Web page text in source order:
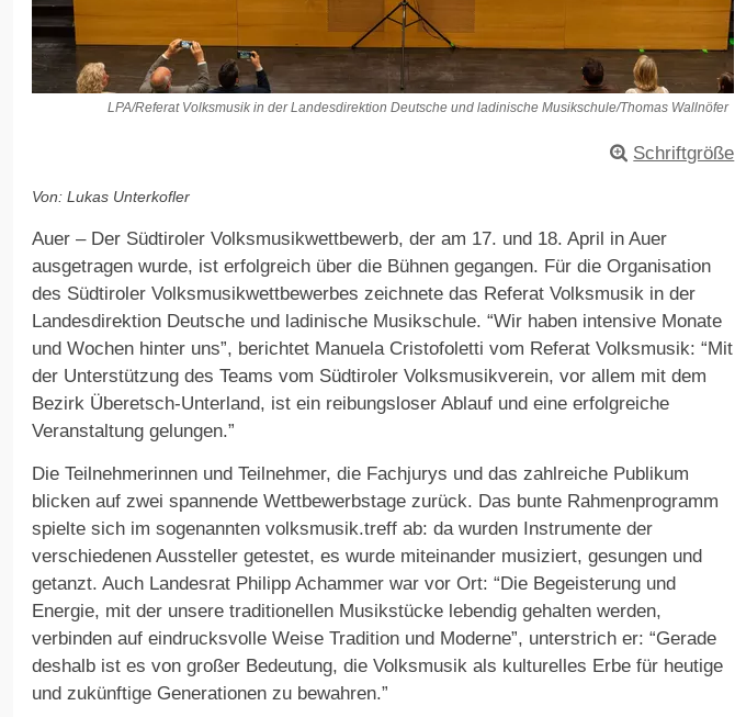
LPA/Referat Volksmusik in der Landesdirektion Deutsche und ladinische Musikschule/Thomas Wallnöfer
Schriftgröße
Von: Lukas Unterkofler
Auer – Der Südtiroler Volksmusikwettbewerb, der am 17. und 18. April in Auer
ausgetragen wurde, ist erfolgreich über die Bühnen gegangen. Für die Organisation
des Südtiroler Volksmusikwettbewerbes zeichnete das Referat Volksmusik in der
Landesdirektion Deutsche und ladinische Musikschule. “Wir haben intensive Monate
und Wochen hinter uns”, berichtet Manuela Cristofoletti vom Referat Volksmusik: “Mit
der Unterstützung des Teams vom Südtiroler Volksmusikverein, vor allem mit dem
Bezirk Überetsch-Unterland, ist ein reibungsloser Ablauf und eine erfolgreiche
Veranstaltung gelungen.”
Die Teilnehmerinnen und Teilnehmer, die Fachjurys und das zahlreiche Publikum
blicken auf zwei spannende Wettbewerbstage zurück. Das bunte Rahmenprogramm
spielte sich im sogenannten volksmusik.treff ab: da wurden Instrumente der
verschiedenen Aussteller getestet, es wurde miteinander musiziert, gesungen und
getanzt. Auch Landesrat Philipp Achammer war vor Ort: “Die Begeisterung und
Energie, mit der unsere traditionellen Musikstücke lebendig gehalten werden,
verbinden auf eindrucksvolle Weise Tradition und Moderne”, unterstrich er: “Gerade
deshalb ist es von großer Bedeutung, die Volksmusik als kulturelles Erbe für heutige
und zukünftige Generationen zu bewahren.”